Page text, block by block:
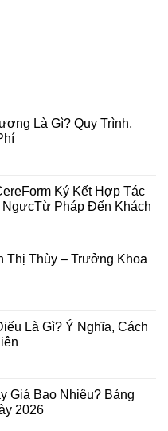
Là Gì? Quy Trình,
Ký Kết Hợp Tác
NgựcTừ Pháp Đến Khách
Thị Thùy – Trưởng Khoa
Là Gì? Ý Nghĩa, Cách
Giá Bao Nhiêu? Bảng
2026